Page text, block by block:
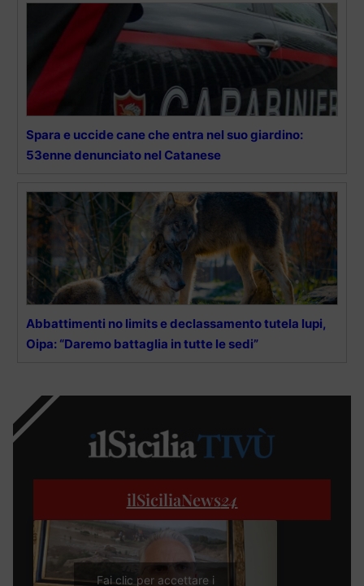
Spara e uccide cane che entra nel suo giardino:
53enne denunciato nel Catanese
Abbattimenti no limits e declassamento tutela lupi,
Oipa: “Daremo battaglia in tutte le sedi”
ilSiciliaNews24
Fai clic per accettare i